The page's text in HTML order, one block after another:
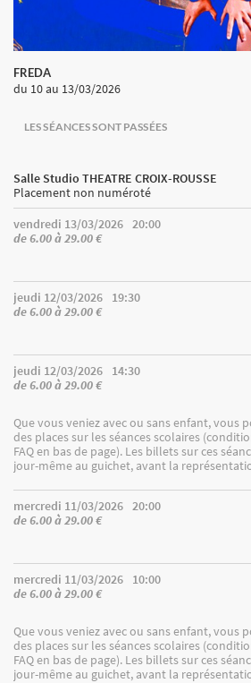
FREDA
du 10au 13/03/2026
LES SÉANCES SONT PASSÉES
Salle Studio THEATRE CROIX-ROUSSE
Placement non numéroté
vendredi 13/03/2026 20:00
de 6.00 à 29.00 €
jeudi 12/03/2026
19:30
de 6.00 à 29.00 €
jeudi 12/03/2026
14:30
de 6.00 à 29.00 €
Que vous veniez avec ou sans enfant, vous
des places sur les séances scolaires
FAQ en bas de page). Les billets sur ces
jour-même au guichet, avant la
mercredi 11/03/2026 20:00
de 6.00 à 29.00 €
mercredi 11/03/2026
10:00
de 6.00 à 29.00 €
Que vous veniez avec ou sans enfant, vous
des places sur les séances scolaires
FAQ en bas de page). Les billets sur ces
jour-même au guichet, avant la